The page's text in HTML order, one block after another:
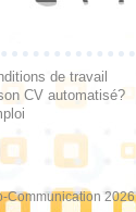
de travail
CV automatisé?
Communication 2026